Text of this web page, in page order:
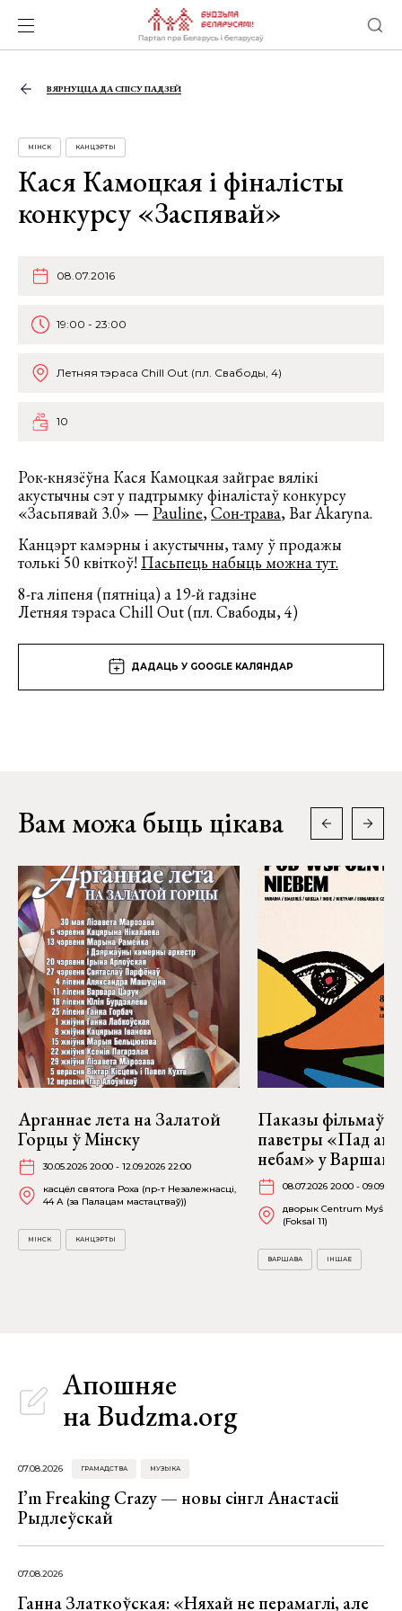
ВЯРНУЦЦА ДА СПІСУ ПАДЗЕЙ
МІНСК КАНЦЭРТЫ
Кася Камоцкая і фіналісты
конкурсу «Заспявай»
08.07.2016
19:00 - 23:00
Летняя тэраса Chill Out (пл. Свабоды, 4)
10
Рок-князёўна Кася Камоцкая зайграе вялікі
акустычны сэт у падтрымку фіналістаў конкурсу
«Засьпявай 3.0» — Pauline,Сон-трава, Bar Akaryna.
Канцэрт камэрны і акустычны, таму ў продажы
толькі 50 квіткоў!Пасьпець набыць можна тут.
8-га ліпеня (пятніца) а 19-й гадзіне
Летняя тэраса Chill Out (пл. Свабоды, 4)
ДАДАЦЬ У GOOGLE КАЛЯНДАР
Вам можа быць цікава
Арганнае лета на Залатой
Горцы ў Мінску
30.05.2026 20:00 - 12.09.2026 22:00
касцёл святога Роха (пр-т Незалежнасці,
44 А (за Палацам мастацтваў))
МІНСК КАНЦЭРТЫ
Паказы фільмаў
паветры «Пад
небам» у Варшаве
08.07.2026 20:00 -
дворык Centrum Myśli
(Foksal 11)
ВАРШАВА ІНШАЕ
Апошняе
на Budzma.org
07.08.2026 ГРАМАДСТВА МУЗЫКА
I’m Freaking Crazy — новы сінгл Анастасіі
Рыдлеўскай
07.08.2026
Ганна Златкоўская: «Няхай не перамаглі, але